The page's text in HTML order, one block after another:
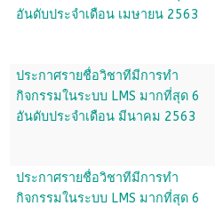
อันดับประจำเดือน เมษายน 2563
ประกาศรายชื่อวิชาทีมีการทำ
กิจกรรมในระบบ LMS มากที่สุด 6
อันดับประจำเดือน มีนาคม 2563
ประกาศรายชื่อวิชาทีมีการทำ
กิจกรรมในระบบ LMS มากที่สุด 6